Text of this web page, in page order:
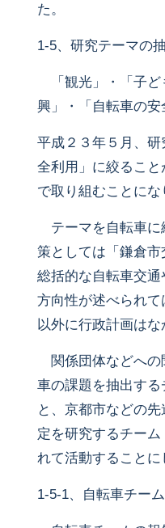
た。
1-5、研究テーマの
「観光」・「子ど
興」・「自転車の安
平成２３年５月、
全利用」に絞るこ
で取り組むことにな
テーマを自転車に
策としては「鎌倉
総括的な自転車交
方向性が述べられ
以外に行政計画はな
関係団体などへの
車の課題を抽出する
と、京都市などの
定を研究するチー
れて活動することに
1-5-1、自転車チー